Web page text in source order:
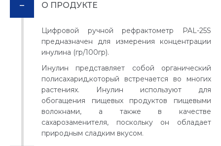
О ПРОДУКТЕ
Цифровой ручной рефрактометр PAL-25S
предназначен для измерения концентрации
инулина (гр/100гр).
Инулин представляет собой органический
полисахарид,который встречается во многих
растениях. Инулин используют для
обогащения пищевых продуктов пищевыми
волокнами, а также в качестве
сахарозаменителя, поскольку он обладает
природным сладким вкусом.